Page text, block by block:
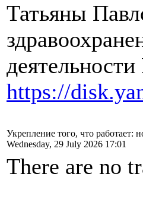
Татьяны
https://
Укрепление того, что работает:
Wednesday, 29 July 2026 17:01
There are no